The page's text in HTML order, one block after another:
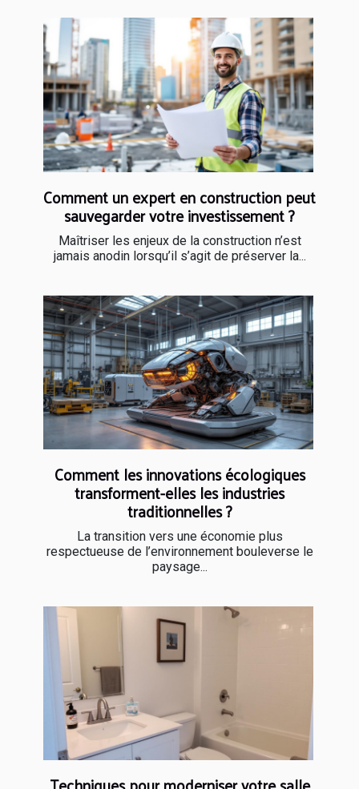
Comment un expert en construction peut
sauvegarder votre investissement ?
Maîtriser les enjeux de la construction n’est
jamais anodin lorsqu’il s’agit de préserver la...
Comment les innovations écologiques
transforment-elles les industries
traditionnelles ?
La transition vers une économie plus
respectueuse de l’environnement bouleverse le
paysage...